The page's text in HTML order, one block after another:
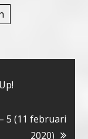
5 (11 februari
2020)